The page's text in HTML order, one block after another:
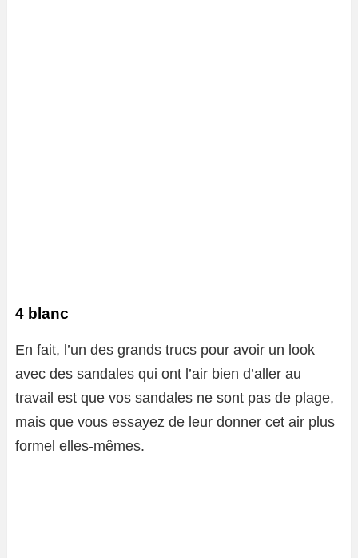
4 blanc
En fait, l’un des grands trucs pour avoir un look
avec des sandales qui ont l’air bien d’aller au
travail est que vos sandales ne sont pas de plage,
mais que vous essayez de leur donner cet air plus
formel elles-mêmes.